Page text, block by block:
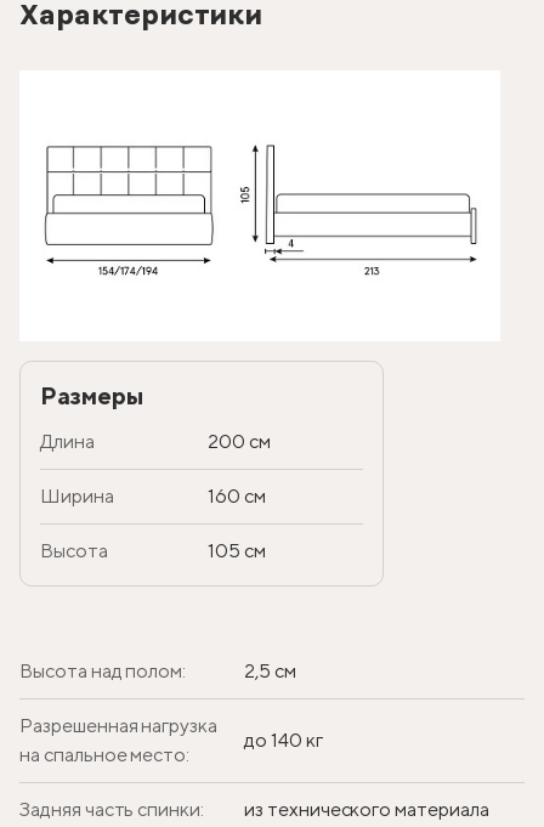
Характеристики
Размеры
Длина 200 см
Ширина 160 см
Высота 105 см
Высота над полом: 2,5 см
Разрешенная нагрузка
на спальное место:
до 140 кг
Задняя часть спинки: из технического материала